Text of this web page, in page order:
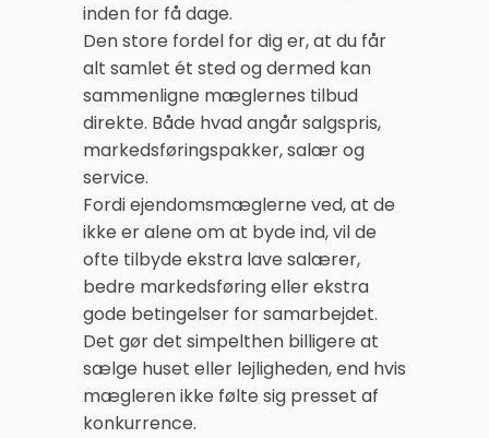
inden for få dage.
Den store fordel for dig er, at du får
alt samlet ét sted og dermed kan
sammenligne mæglernes tilbud
direkte. Både hvad angår salgspris,
markedsføringspakker, salær og
service.
Fordi ejendomsmæglerne ved, at de
ikke er alene om at byde ind, vil de
ofte tilbyde ekstra lave salærer,
bedre markedsføring eller ekstra
gode betingelser for samarbejdet.
Det gør det simpelthen billigere at
sælge huset eller lejligheden, end hvis
mægleren ikke følte sig presset af
konkurrence.